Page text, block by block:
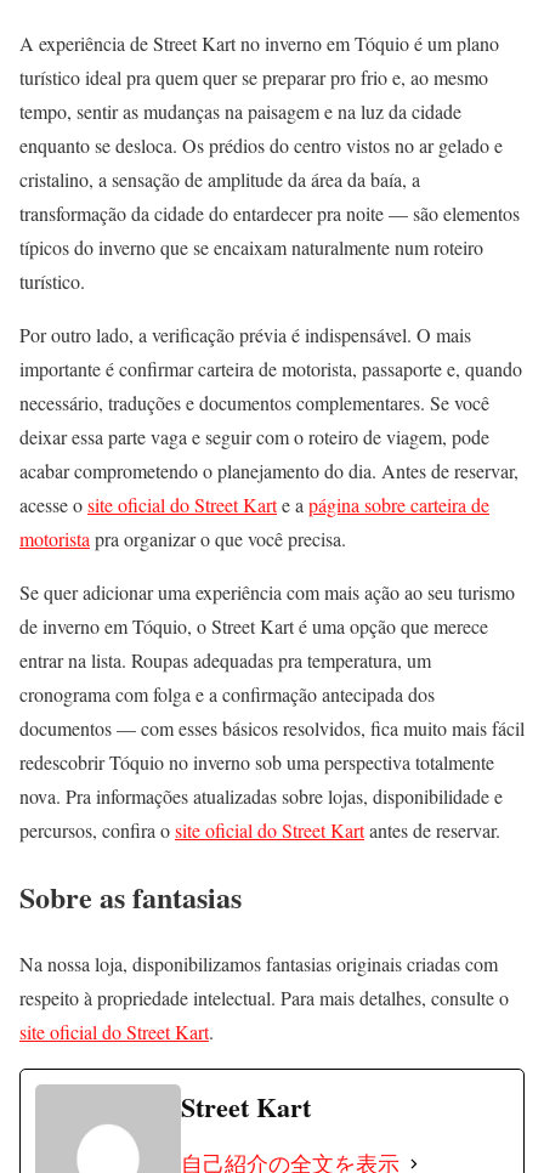
A experiência de Street Kart no inverno em Tóquio é um plano
turístico ideal pra quem quer se preparar pro frio e, ao mesmo
tempo, sentir as mudanças na paisagem e na luz da cidade
enquanto se desloca. Os prédios do centro vistos no ar gelado e
cristalino, a sensação de amplitude da área da baía, a
transformação da cidade do entardecer pra noite — são elementos
típicos do inverno que se encaixam naturalmente num roteiro
turístico.
Por outro lado, a verificação prévia é indispensável. O mais
importante é confirmar carteira de motorista, passaporte e, quando
necessário, traduções e documentos complementares. Se você
deixar essa parte vaga e seguir com o roteiro de viagem, pode
acabar comprometendo o planejamento do dia. Antes de reservar,
acesse osite oficial do Street Karte a página sobre carteira de
motorista pra organizar o que você precisa.
Se quer adicionar uma experiência com mais ação ao seu turismo
de inverno em Tóquio, o Street Kart é uma opção que merece
entrar na lista. Roupas adequadas pra temperatura, um
cronograma com folga e a confirmação antecipada dos
documentos — com esses básicos resolvidos, fica muito mais fácil
redescobrir Tóquio no inverno sob uma perspectiva totalmente
nova. Pra informações atualizadas sobre lojas, disponibilidade e
percursos, confira osite oficial do Street Kartantes de reservar.
Sobre as fantasias
Na nossa loja, disponibilizamos fantasias originais criadas com
respeito à propriedade intelectual. Para mais detalhes, consulte o
site oficial do Street Kart.
Street Kart
自己紹介の全文を表示